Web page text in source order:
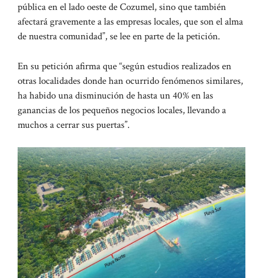
pública en el lado oeste de Cozumel, sino que también
afectará gravemente a las empresas locales, que son el alma
de nuestra comunidad”, se lee en parte de la petición.
En su petición afirma que “según estudios realizados en
otras localidades donde han ocurrido fenómenos similares,
ha habido una disminución de hasta un 40% en las
ganancias de los pequeños negocios locales, llevando a
muchos a cerrar sus puertas”.